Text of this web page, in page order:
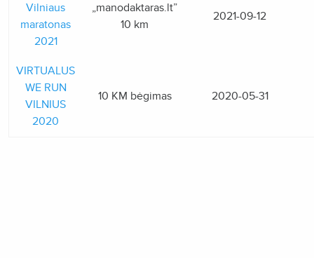
Vilniaus
maratonas
2021
„manodaktaras.lt”
10 km
2021-09-12
VIRTUALUS
WE RUN
VILNIUS
2020
10 KM bėgimas 2020-05-31